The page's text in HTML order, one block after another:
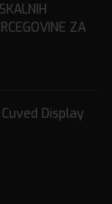
ZA
Display